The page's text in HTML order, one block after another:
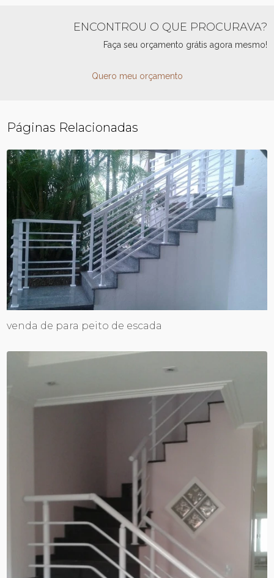
ENCONTROU O QUE PROCURAVA?
Faça seu orçamento grátis agora mesmo!
Quero meu orçamento
Páginas Relacionadas
venda de para peito de escada